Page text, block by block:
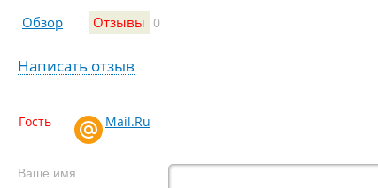
Обзор Отзывы 0
Написать отзыв
Гость Mail.Ru
Ваше имя